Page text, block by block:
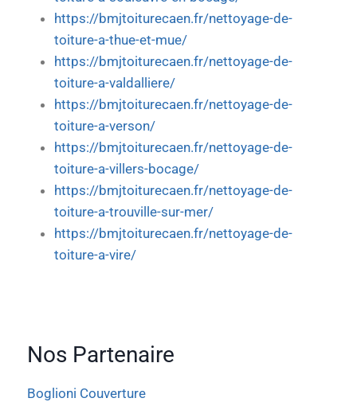
https://bmjtoiturecaen.fr/nettoyage-de-
toiture-a-thue-et-mue/
https://bmjtoiturecaen.fr/nettoyage-de-
toiture-a-valdalliere/
https://bmjtoiturecaen.fr/nettoyage-de-
toiture-a-verson/
https://bmjtoiturecaen.fr/nettoyage-de-
toiture-a-villers-bocage/
https://bmjtoiturecaen.fr/nettoyage-de-
toiture-a-trouville-sur-mer/
https://bmjtoiturecaen.fr/nettoyage-de-
toiture-a-vire/
Nos Partenaire
Boglioni Couverture